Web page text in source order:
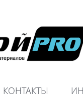
КОНТАКТЫ